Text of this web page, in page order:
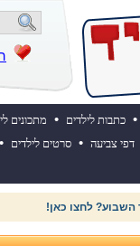
• כתבות לילדים • מתכונים
דפי צביעה • סרטים לילדים •
השבוע? לחצו כאן!